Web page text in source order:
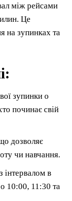
між рейсами
Це
на зупинках та
зупинки о
починає свій
дозволяє
чи навчання.
інтервалом в
10:00, 11:30 та